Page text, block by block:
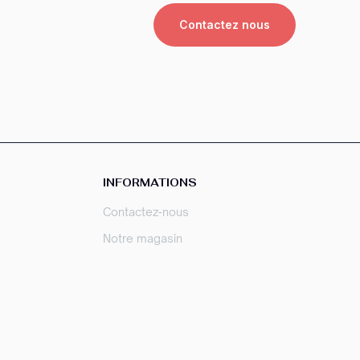
Contactez nous
INFORMATIONS
Contactez-nous
Notre magasin